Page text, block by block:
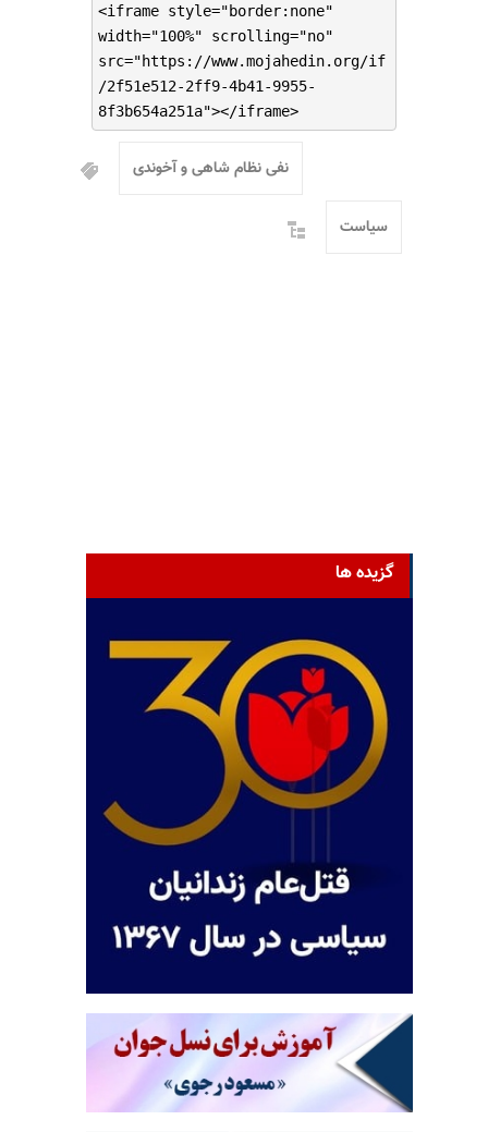
<iframe style="border:none"
width="100%" scrolling="no"
src="https://www.mojahedin.org/if
/2f51e512-2ff9-4b41-9955-
8f3b654a251a"></iframe>
نفی نظام شاهی و آخوندی
سیاست
گزیده ها